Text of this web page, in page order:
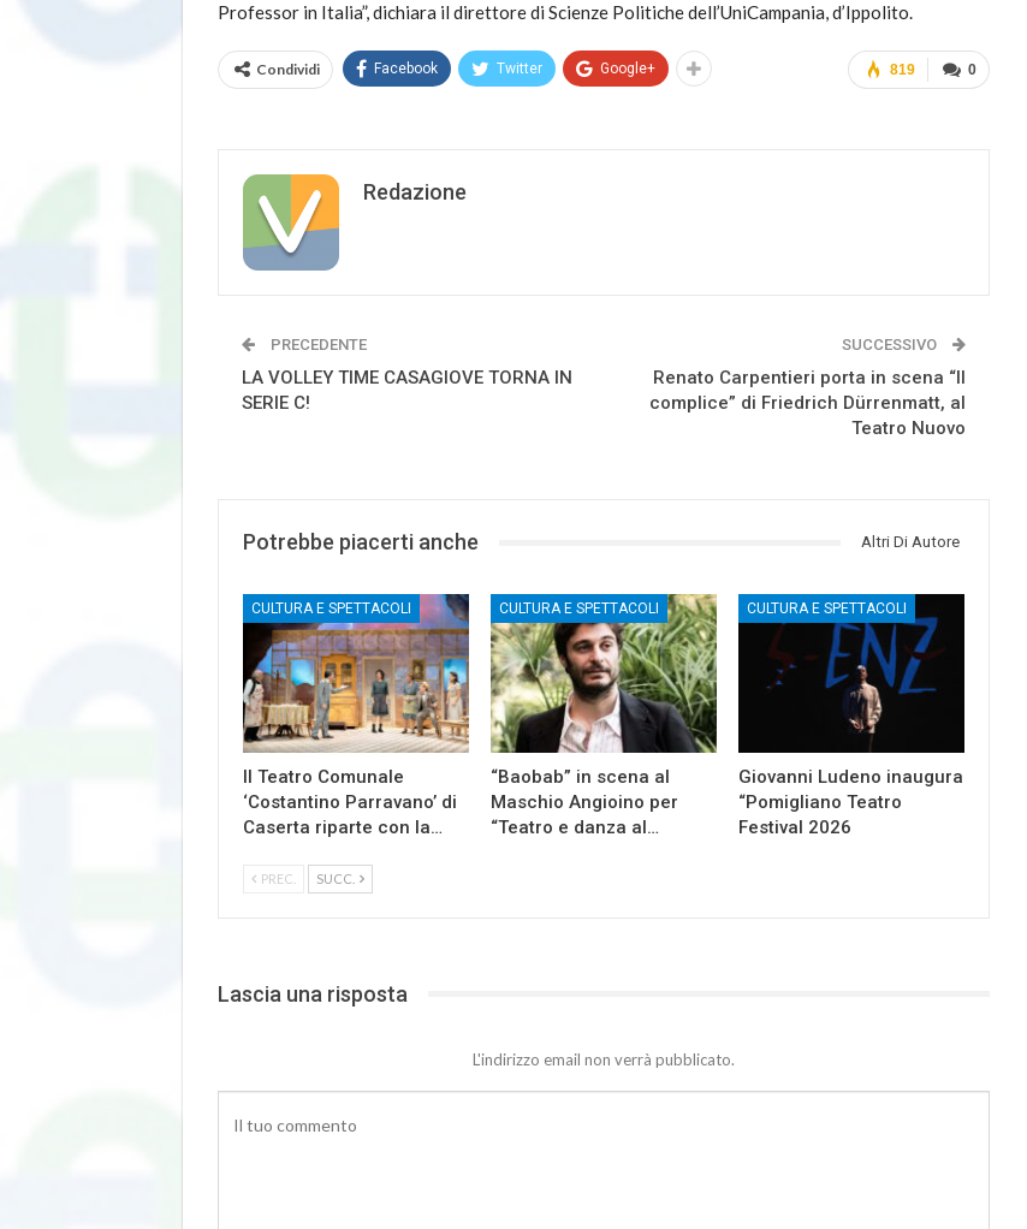
Professor in Italia”, dichiara il direttore di Scienze Politiche dell’UniCampania, d’Ippolito.
0
819
Condividi Facebook Twitter Google+
Redazione
PRECEDENTE
LA VOLLEY TIME CASAGIOVE TORNA IN
SERIE C!
SUCCESSIVO
Renato Carpentieri porta in scena “Il
complice” di Friedrich Dürrenmatt, al
Teatro Nuovo
Potrebbe piacerti anche Altri Di Autore
CULTURA E SPETTACOLI
Il Teatro Comunale
‘Costantino Parravano’ di
Caserta riparte con la…
CULTURA E SPETTACOLI
“Baobab” in scena al
Maschio Angioino per
“Teatro e danza al…
CULTURA E SPETTACOLI
Giovanni Ludeno inaugura
“Pomigliano Teatro
Festival 2026
PREC. SUCC.
Lascia una risposta
L'indirizzo email non verrà pubblicato.